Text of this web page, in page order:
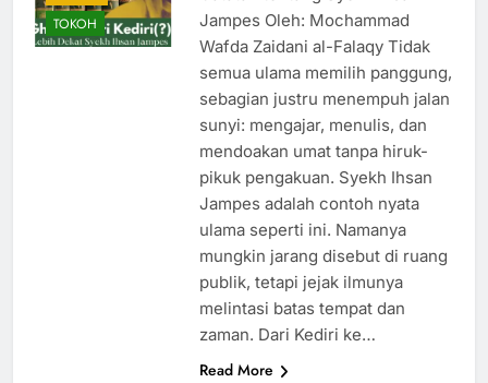
TOKOH
Jampes Oleh: Mochammad
Wafda Zaidani al-Falaqy Tidak
semua ulama memilih panggung,
sebagian justru menempuh jalan
sunyi: mengajar, menulis, dan
mendoakan umat tanpa hiruk-
pikuk pengakuan. Syekh Ihsan
Jampes adalah contoh nyata
ulama seperti ini. Namanya
mungkin jarang disebut di ruang
publik, tetapi jejak ilmunya
melintasi batas tempat dan
zaman. Dari Kediri ke…
Read More